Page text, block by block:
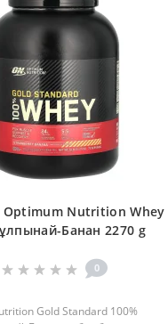
Optimum Nutrition Whey
Банан 2270 g
0
Gold Standard 100%